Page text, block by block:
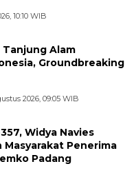
10:10 WIB
Tanjung Alam
Groundbreaking
2026, 09:05 WIB
Widya Navies
Masyarakat Penerima
Padang